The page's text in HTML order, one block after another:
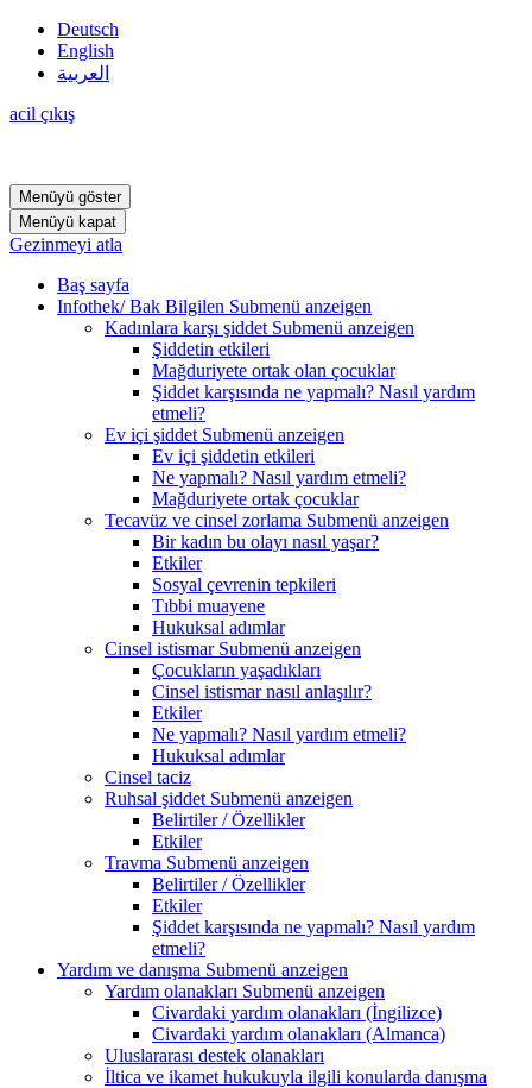
Deutsch
English
العربية
acil çıkış
Menüyü göster
Menüyü kapat
Gezinmeyi atla
Baş sayfa
Infothek/ Bak Bilgilen Submenü anzeigen
Kadınlara karşı şiddet Submenü anzeigen
Şiddetin etkileri
Mağduriyete ortak olan çocuklar
Şiddet karşısında ne yapmalı? Nasıl yardım
etmeli?
Ev içi şiddet Submenü anzeigen
Ev içi şiddetin etkileri
Ne yapmalı? Nasıl yardım etmeli?
Mağduriyete ortak çocuklar
Tecavüz ve cinsel zorlama Submenü anzeigen
Bir kadın bu olayı nasıl yaşar?
Etkiler
Sosyal çevrenin tepkileri
Tıbbi muayene
Hukuksal adımlar
Cinsel istismar Submenü anzeigen
Çocukların yaşadıkları
Cinsel istismar nasıl anlaşılır?
Etkiler
Ne yapmalı? Nasıl yardım etmeli?
Hukuksal adımlar
Cinsel taciz
Ruhsal şiddet Submenü anzeigen
Belirtiler / Özellikler
Etkiler
Travma Submenü anzeigen
Belirtiler / Özellikler
Etkiler
Şiddet karşısında ne yapmalı? Nasıl yardım
etmeli?
Yardım ve danışma Submenü anzeigen
Yardım olanakları Submenü anzeigen
Civardaki yardım olanakları (İngilizce)
Civardaki yardım olanakları (Almanca)
Uluslararası destek olanakları
İltica ve ikamet hukukuyla ilgili konularda danışma